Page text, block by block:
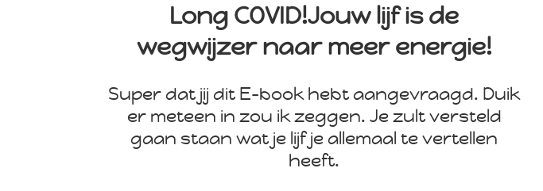
Long COVID!Jouw lijf is de
wegwijzer naar meer energie!
Super dat jij dit E-book hebt aangevraagd. Duik
er meteen in zou ik zeggen. Je zult versteld
gaan staan wat je lijf je allemaal te vertellen
heeft.